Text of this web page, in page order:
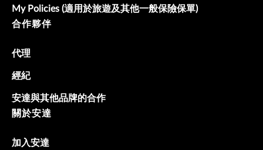
My Policies (適用於旅遊及其他一般保險保單)
合作夥伴
代理
經紀
安達與其他品牌的合作
關於安達
加入安達